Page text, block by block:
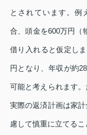
とされています。例
合、頭金を600万円（
借り入れると仮定し
円となり、年収が約
可能と考えられます
実際の返済計画は家
慮して慎重に立てるこ